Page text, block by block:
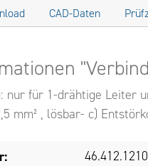
CAD-Daten
nur für 1-drähtige Leiter
mm² , lösbar- c)